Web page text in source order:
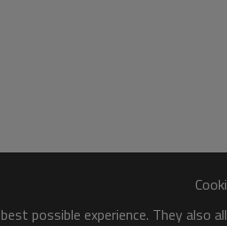
possible experience. They